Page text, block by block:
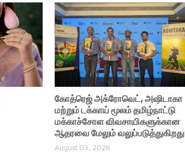
கோத்ரெஜ் அக்ரோவெட், அஷிடாகா
மற்றும் டக்காய் மூலம் தமிழ்நாட்டு
மக்காச்சோள விவசாயிகளுக்கான
ஆதரவை மேலும் வலுப்படுத்துகிறது
August 03, 2026